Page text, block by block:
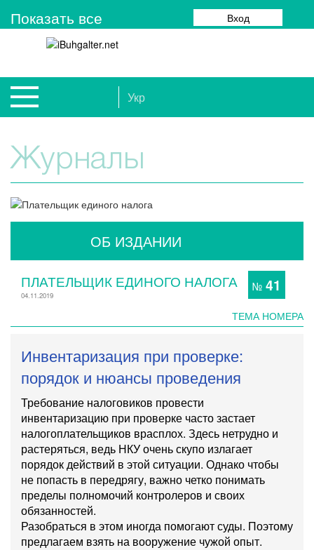
Показать все Вход
Укр
Журналы
ОБ ИЗДАНИИ
ПЛАТЕЛЬЩИК ЕДИНОГО НАЛОГА
04.11.2019
№ 41
ТЕМА НОМЕРА
Инвентаризация при проверке:
порядок и нюансы проведения
Требование налоговиков провести
инвентаризацию при проверке часто застает
налогоплательщиков врасплох. Здесь нетрудно и
растеряться, ведь НКУочень скупо излагает
порядок действий в этой ситуации. Однако чтобы
не попасть в передрягу, важно четко понимать
пределы полномочий контролеров и своих
обязанностей.
Разобраться в этом иногда помогают суды. Поэтому
предлагаем взять на вооружение чужой опыт.